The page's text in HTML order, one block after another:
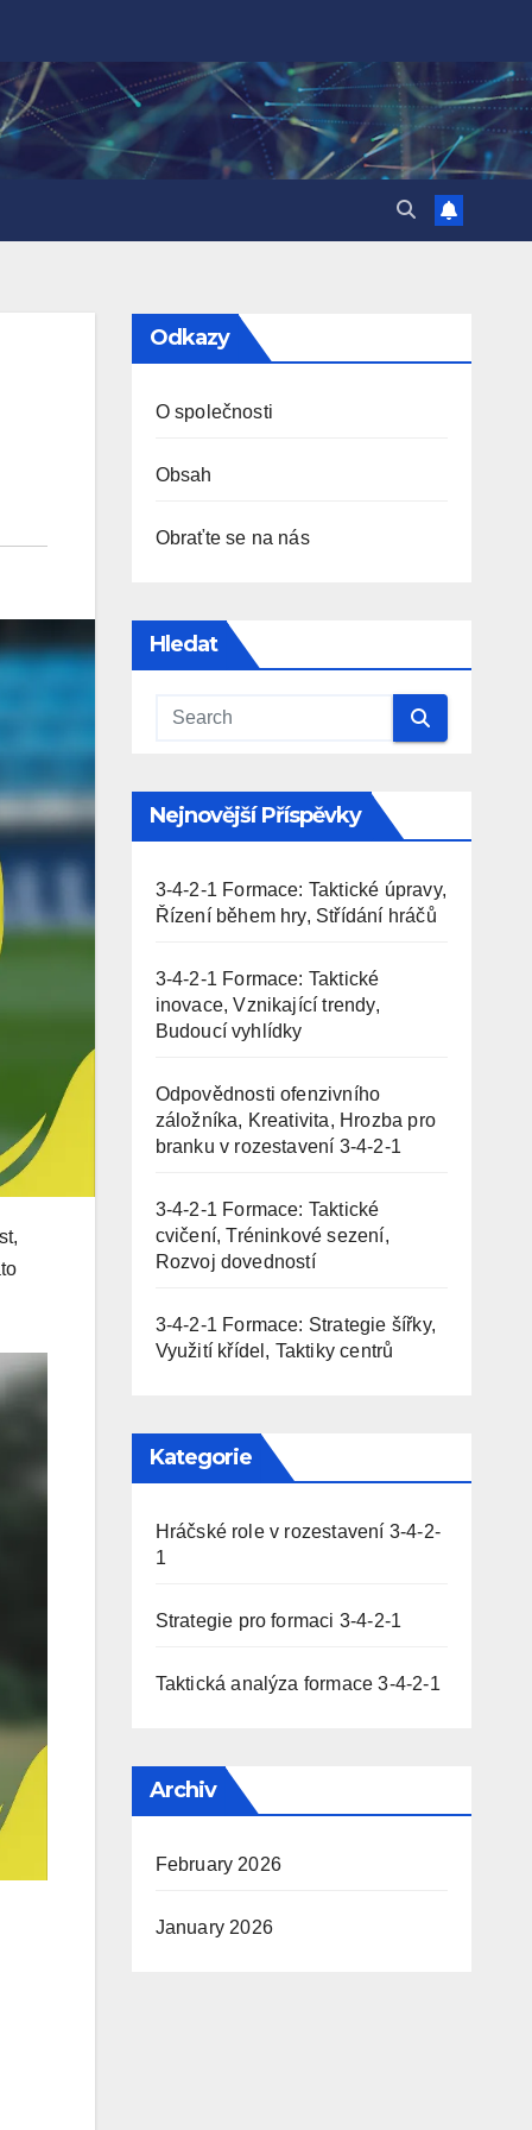
Odkazy
O společnosti
Obsah
Obraťte se na nás
Hledat
Nejnovější Příspěvky
3-4-2-1 Formace: Taktické úpravy,
Řízení během hry, Střídání hráčů
3-4-2-1 Formace: Taktické
inovace, Vznikající trendy,
Budoucí vyhlídky
Odpovědnosti ofenzivního
záložníka, Kreativita, Hrozba pro
branku v rozestavení 3-4-2-1
3-4-2-1 Formace: Taktické
cvičení, Tréninkové sezení,
Rozvoj dovedností
3-4-2-1 Formace: Strategie šířky,
Využití křídel, Taktiky centrů
Kategorie
Hráčské role v rozestavení 3-4-2-
1
Strategie pro formaci 3-4-2-1
Taktická analýza formace 3-4-2-1
Archiv
February 2026
January 2026